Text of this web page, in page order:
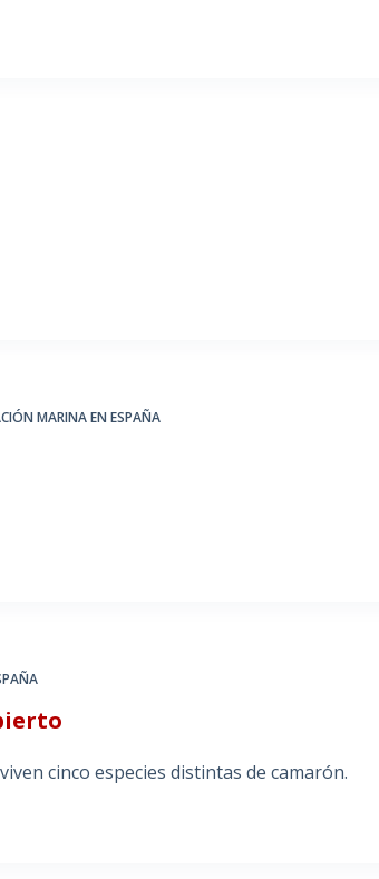
MARINA EN ESPAÑA
cinco especies distintas de camarón.